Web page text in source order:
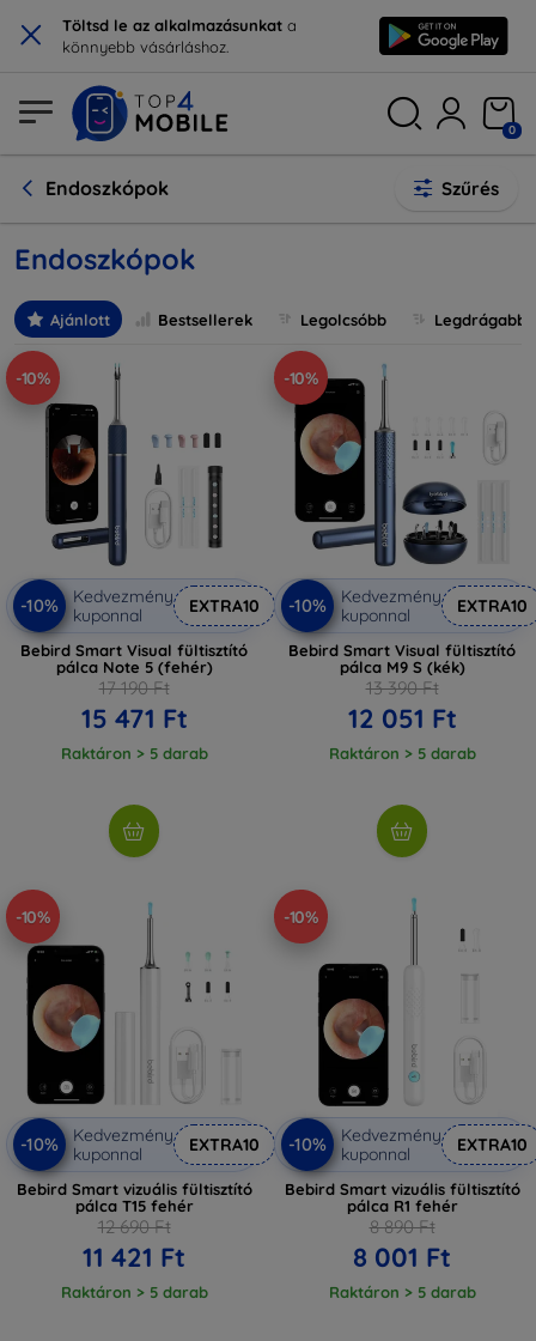
× Töltsd le az alkalmazásunkat a
könnyebb vásárláshoz.
0
Endoszkópok Szűrés
Endoszkópok
Ajánlott Bestsellerek Legolcsóbb Legdrágabb
-10%
-10%
Kedvezmény
kuponnal
EXTRA10
Bebird Smart Visual fültisztító
pálca Note 5 (fehér)
17 190 Ft
15 471 Ft
Raktáron > 5 darab
-10%
-10%
Kedvezmény
kuponnal
EXTRA10
Bebird Smart Visual fültisztító
pálca M9 S (kék)
13 390 Ft
12 051 Ft
Raktáron > 5 darab
-10%
-10%
Kedvezmény
kuponnal
EXTRA10
Bebird Smart vizuális fültisztító
pálca T15 fehér
12 690 Ft
11 421 Ft
Raktáron > 5 darab
-10%
-10%
Kedvezmény
kuponnal
EXTRA10
Bebird Smart vizuális fültisztító
pálca R1 fehér
8 890 Ft
8 001 Ft
Raktáron > 5 darab